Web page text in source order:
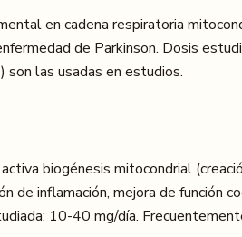
en cadena respiratoria
de Parkinson. Dosis
son las usadas en estudios.
biogénesis mitocondrial
de inflamación, mejora de función
10-40 mg/día.